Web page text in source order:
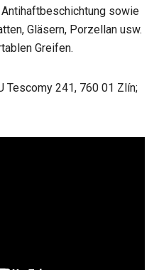
sowie
Gläsern, Porzellan usw.
Greifen.
Tescomy 241, 760 01 Zlín;